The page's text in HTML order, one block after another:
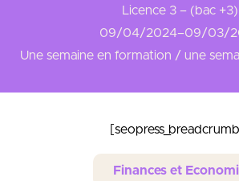
Licence 3 – (bac +3)
09/04/2024–09/03/
Une semaine en formation / une
Finances et